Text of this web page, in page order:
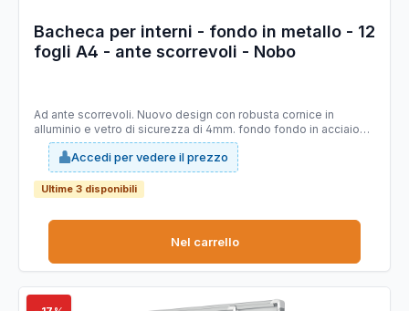
Bacheca per interni - fondo in metallo - 12
fogli A4 - ante scorrevoli - Nobo
Ad ante scorrevoli. Nuovo design con robusta cornice in
alluminio e vetro di sicurezza di 4mm. fondo fondo in acciaio
bianco magnetico per uso con magnetini o scrivibile con
pennarelli a secco. Fissaggio semplice effettuabile da una sola
persona. Chiusura con doppia serratura. f.to 12xa4: dim.est.
1000x972x54mm
Accedi per vedere il prezzo
Ultime 3 disponibili
Nel carrello